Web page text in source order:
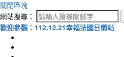
關閉區塊
網站搜尋：
歡迎參觀：112.12.21幸福法國日網站